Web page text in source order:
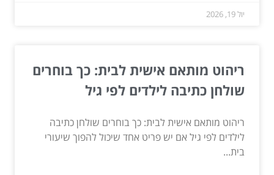
יול 19, 2026
ריהוט מותאם אישית לבית: כך בוחרים
שולחן כתיבה לילדים לפי גיל
ריהוט מותאם אישית לבית: כך בוחרים שולחן כתיבה
לילדים לפי גיל אם יש פריט אחד שיכול להפוך שיעורי
בית...